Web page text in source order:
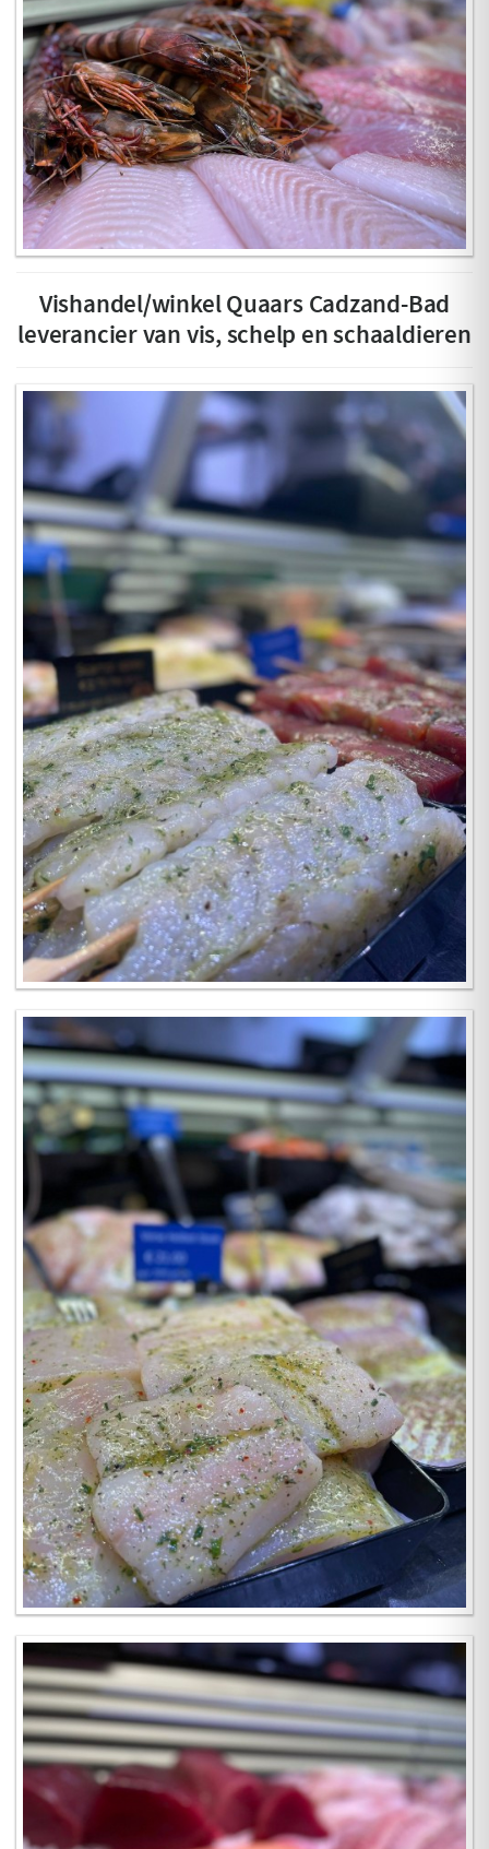
Vishandel/winkel Quaars Cadzand-Bad
leverancier van vis, schelp en schaaldieren